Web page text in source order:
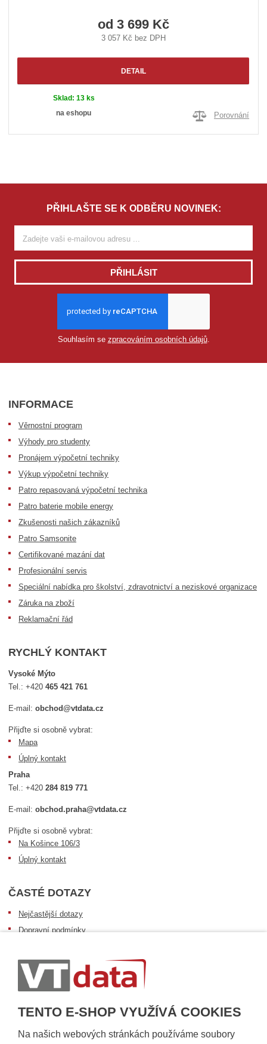
TENTO E-SHOP VYUŽÍVÁ COOKIES
Na našich webových stránkách používáme soubory
od 3 699 Kč
3 057 Kč bez DPH
DETAIL
Sklad: 13 ks
na eshopu
Porovnání
PŘIHLAŠTE SE K ODBĚRU NOVINEK:
PŘIHLÁSIT
Souhlasím se zpracováním osobních údajů.
INFORMACE
Věrnostní program
Výhody pro studenty
Pronájem výpočetní techniky
Výkup výpočetní techniky
Patro repasovaná výpočetní technika
Patro baterie mobile energy
Zkušenosti našich zákazníků
Patro Samsonite
Certifikované mazání dat
Profesionální servis
Speciální nabídka pro školství, zdravotnictví a neziskové organizace
Záruka na zboží
Reklamační řád
RYCHLÝ KONTAKT
Vysoké Mýto
Tel.:+420465 421 761
E-mail:obchod@vtdata.cz
Přijďte si osobně vybrat:
Mapa
Úplný kontakt
Praha
Tel.:+420284 819 771
E-mail:obchod.praha@vtdata.cz
Přijďte si osobně vybrat:
Na Košince 106/3
Úplný kontakt
ČASTÉ DOTAZY
Nejčastější dotazy
Dopravní podmínky
Postup při převzetí zásilky
Informace k dostupnosti zboží